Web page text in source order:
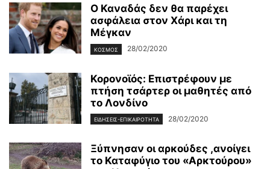
Ο Καναδάς δεν θα παρέχει
ασφάλεια στον Χάρι και τη
Μέγκαν
ΚΌΣΜΟΣ 28/02/2020
Κορονοϊός: Επιστρέφουν με
πτήση τσάρτερ οι μαθητές από
το Λονδίνο
ΕΙΔΉΣΕΙΣ-ΕΠΙΚΑΙΡΌΤΗΤΑ 28/02/2020
Ξύπνησαν οι αρκούδες ,ανοίγει
το Καταφύγιο του «Αρκτούρου»